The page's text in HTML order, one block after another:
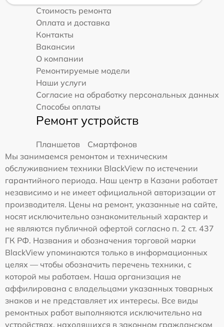
Стоимость ремонта
Оплата и доставка
Контакты
Вакансии
О компании
Ремонтируемые модели
Наши услуги
Согласие на обработку персональных данных
Способы оплаты
Ремонт устройств
Планшетов
Смартфонов
Мы занимаемся ремонтом и техническим
обслуживанием техники BlackView по истечении
гарантийного периода. Наш центр в Казани работает
независимо и не имеет официальной авторизации от
производителя. Цены на ремонт, указанные на сайте,
носят исключительно ознакомительный характер и
не являются публичной офертой согласно п. 2 ст. 437
ГК РФ. Названия и обозначения торговой марки
BlackView упоминаются только в информационных
целях — чтобы обозначить перечень техники, с
которой мы работаем. Наша организация не
аффилирована с владельцами указанных товарных
знаков и не представляет их интересы. Все виды
ремонтных работ выполняются исключительно на
устройствах, находящихся в законном гражданском